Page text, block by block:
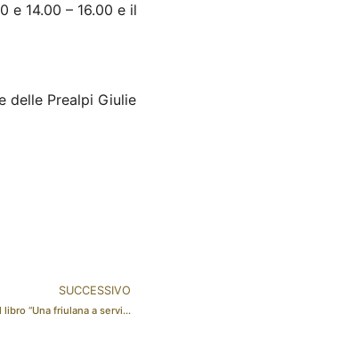
e 14.00 – 16.00 e il
delle Prealpi Giulie
SUCCESSIVO
Vox Populi 3° appuntamento – Presentazione del libro “Una friulana a servizio di Venere”